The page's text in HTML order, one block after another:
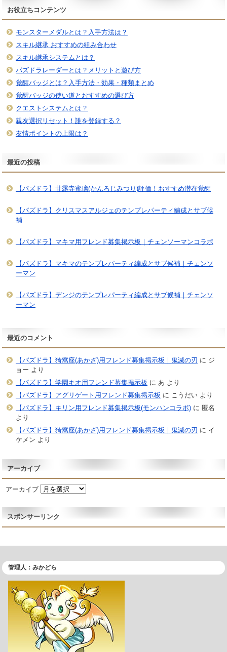
お役立ちコンテンツ
モンスターメダルとは？入手方法は？
スキル継承 おすすめの組み合わせ
スキル継承システムとは？
パズドラレーダーとは？メリットと遊び方
覚醒バッジとは？入手方法・効果・種類まとめ
覚醒バッジの使い道とおすすめの選び方
クエストシステムとは？
親友選択リセット！誰を登録する？
友情ポイントの上限は？
最近の投稿
【パズドラ】甘露寺蜜璃(かんろじみつり)評価！おすすめ潜在覚醒
【パズドラ】クリスマスアルジェのテンプレパーティ編成とサブ候
補
【パズドラ】マキマ用フレンド募集掲示板｜チェンソーマンコラボ
【パズドラ】マキマのテンプレパーティ編成とサブ候補｜チェンソ
ーマン
【パズドラ】デンジのテンプレパーティ編成とサブ候補｜チェンソ
ーマン
最近のコメント
【パズドラ】猗窩座(あかざ)用フレンド募集掲示板｜鬼滅の刃 に ジ
ョー より
【パズドラ】学園キオ用フレンド募集掲示板 に あ より
【パズドラ】アグリゲート用フレンド募集掲示板 に こうだいより
【パズドラ】キリン用フレンド募集掲示板(モンハンコラボ)に 匿名
より
【パズドラ】猗窩座(あかざ)用フレンド募集掲示板｜鬼滅の刃 に イ
ケメン より
アーカイブ
アーカイブ
スポンサーリンク
管理人：みかどら